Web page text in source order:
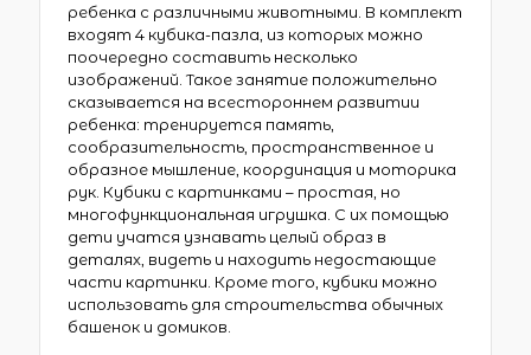
ребенка с различными животными. В комплект
входят 4 кубика-пазла, из которых можно
поочередно составить несколько
изображений. Такое занятие положительно
сказывается на всестороннем развитии
ребенка: тренируется память,
сообразительность, пространственное и
образное мышление, координация и моторика
рук. Кубики с картинками – простая, но
многофункциональная игрушка. С их помощью
дети учатся узнавать целый образ в
деталях, видеть и находить недостающие
части картинки. Кроме того, кубики можно
использовать для строительства обычных
башенок и домиков.